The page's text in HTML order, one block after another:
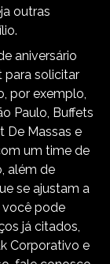
outras
aniversário
para solicitar
por exemplo,
Paulo, Buffets
De Massas e
um time de
além de
se ajustam a
você pode
já citados,
Corporativo e